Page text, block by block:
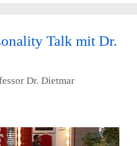
Talk mit Dr.
Dr. Dietmar